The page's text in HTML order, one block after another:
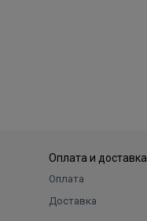
Оплата и доставка
Оплата
Доставка